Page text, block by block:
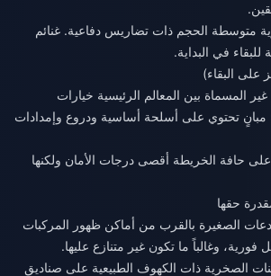
متوسطة الحجم ذات تضاريس دفاعية. غنائم
في البداية.
على البقاء)
المسماة بين المعالم الرئيسية خيارات
منخفضة المخاطر. 3-5 مبانٍ تحتوي على أسلحة أساسية ودروع وإمدادات
على حافة الخريطة أقصى درجات الأمان ولكنها
حقها
الصغيرة بالقرب من أماكن ظهور المركبات
فورية، وغالباً ما تكون غير متنازع عليها.
الصخرية ذات الكهوف الطبيعية على صناديق